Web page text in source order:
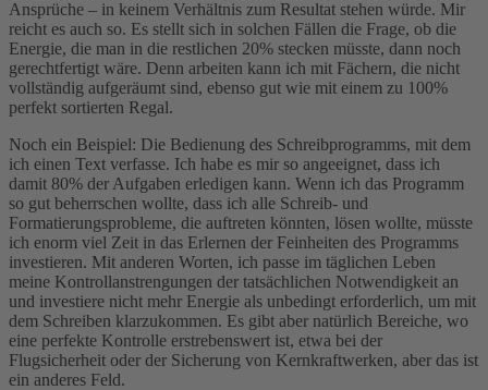
Ansprüche – in keinem Verhältnis zum Resultat stehen würde. Mir
reicht es auch so. Es stellt sich in solchen Fällen die Frage, ob die
Energie, die man in die restlichen 20% stecken müsste, dann noch
gerechtfertigt wäre. Denn arbeiten kann ich mit Fächern, die nicht
vollständig aufgeräumt sind, ebenso gut wie mit einem zu 100%
perfekt sortierten Regal.
Noch ein Beispiel: Die Bedienung des Schreibprogramms, mit dem
ich einen Text verfasse. Ich habe es mir so angeeignet, dass ich
damit 80% der Aufgaben erledigen kann. Wenn ich das Programm
so gut beherrschen wollte, dass ich alle Schreib- und
Formatierungsprobleme, die auftreten könnten, lösen wollte, müsste
ich enorm viel Zeit in das Erlernen der Feinheiten des Programms
investieren. Mit anderen Worten, ich passe im täglichen Leben
meine Kontrollanstrengungen der tatsächlichen Notwendigkeit an
und investiere nicht mehr Energie als unbedingt erforderlich, um mit
dem Schreiben klarzukommen. Es gibt aber natürlich Bereiche, wo
eine perfekte Kontrolle erstrebenswert ist, etwa bei der
Flugsicherheit oder der Sicherung von Kernkraftwerken, aber das ist
ein anderes Feld.